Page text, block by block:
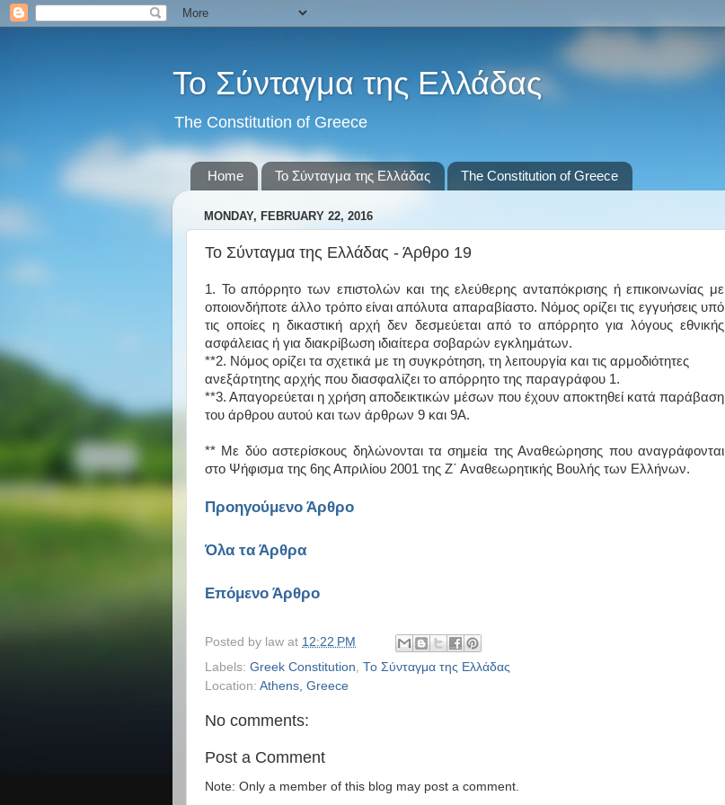
Το Σύνταγμα της Ελλάδας
The Constitution of Greece
Home Το Σύνταγμα της Ελλάδας The Constitution of Greece
MONDAY, FEBRUARY 22, 2016
Το Σύνταγμα της Ελλάδας - Άρθρο 19
1. Το απόρρητο των επιστολών και της ελεύθερης ανταπόκρισης ή επικοινωνίας με
οποιονδήποτε άλλο τρόπο είναι απόλυτα απαραβίαστο. Νόμος ορίζει τις εγγυήσεις υπό
τις οποίες η δικαστική αρχή δεν δεσμεύεται από το απόρρητο για λόγους εθνικής
ασφάλειας ή για διακρίβωση ιδιαίτερα σοβαρών εγκλημάτων.
**2. Νόμος ορίζει τα σχετικά με τη συγκρότηση, τη λειτουργία και τις αρμοδιότητες
ανεξάρτητης αρχής που διασφαλίζει το απόρρητο της παραγράφου 1.
**3. Απαγορεύεται η χρήση αποδεικτικών μέσων που έχουν αποκτηθεί κατά παράβαση
του άρθρου αυτού και των άρθρων 9 και 9Α.
** Με δύο αστερίσκους δηλώνονται τα σημεία της Αναθεώρησης που αναγράφονται
στο Ψήφισμα της 6ης Απριλίου 2001 της Ζ΄ Αναθεωρητικής Βουλής των Ελλήνων.
Προηγούμενο Άρθρο
Όλα τα Άρθρα
Επόμενο Άρθρο
Posted by law at 12:22 PM
Labels: Greek Constitution Το Σύνταγμα της Ελλάδας
Location: Athens, Greece
No comments:
Post a Comment
Note: Only a member of this blog may post a comment.